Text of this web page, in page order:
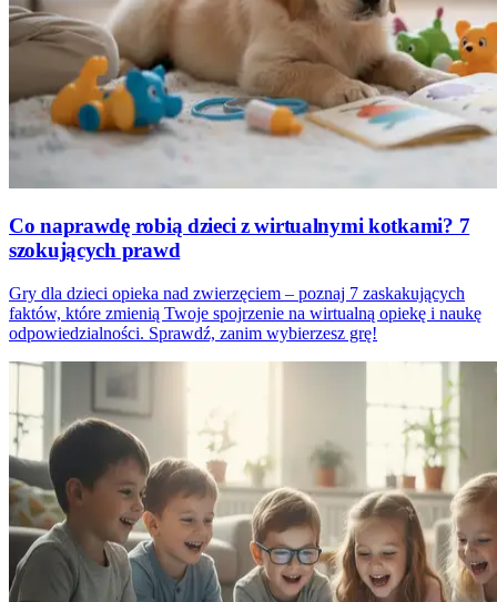
Co naprawdę robią dzieci z wirtualnymi kotkami? 7
szokujących prawd
Gry dla dzieci opieka nad zwierzęciem – poznaj 7 zaskakujących
faktów, które zmienią Twoje spojrzenie na wirtualną opiekę i naukę
odpowiedzialności. Sprawdź, zanim wybierzesz grę!